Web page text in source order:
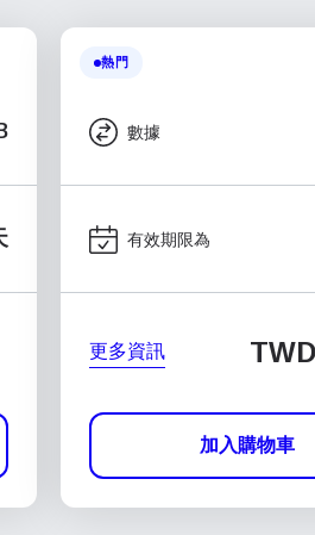
熱門
數據
有效期限為
更多資訊
加入購物車